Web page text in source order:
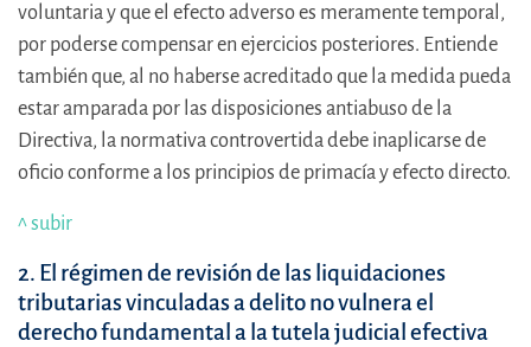
voluntaria y que el efecto adverso es meramente temporal,
por poderse compensar en ejercicios posteriores. Entiende
también que, al no haberse acreditado que la medida pueda
estar amparada por las disposiciones antiabuso de la
Directiva, la normativa controvertida debe inaplicarse de
oficio conforme a los principios de primacía y efecto directo.
^ subir
2. El régimen de revisión de las liquidaciones
tributarias vinculadas a delito no vulnera el
derecho fundamental a la tutela judicial efectiva